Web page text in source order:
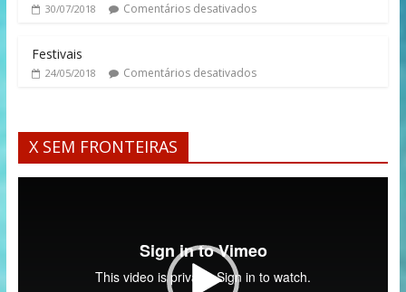
30/07/2018 Comentários desativados
Festivais
24/05/2018 Comentários desativados
X SEM FRONTEIRAS